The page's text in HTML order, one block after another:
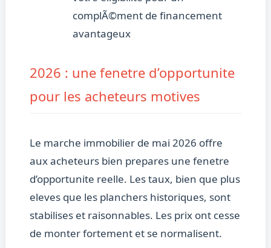
complÃ©ment de financement
avantageux
2026 : une fenetre d’opportunite
pour les acheteurs motives
Le marche immobilier de mai 2026 offre
aux acheteurs bien prepares une fenetre
d’opportunite reelle. Les taux, bien que plus
eleves que les planchers historiques, sont
stabilises et raisonnables. Les prix ont cesse
de monter fortement et se normalisent.